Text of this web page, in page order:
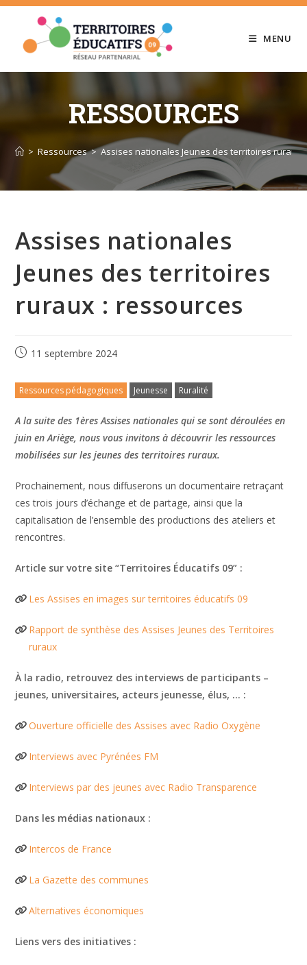
Skip
content
MENU
RESSOURCES
> Ressources > Assises nationales Jeunes des territoires ruraux
Assises nationales
Jeunes des territoires
ruraux : ressources
11 septembre 2024
Ressources pédagogiques Jeunesse Ruralité
A la suite des 1ères Assises nationales qui se sont déroulées en
juin en Ariège, nous vous invitons à découvrir les ressources
mobilisées sur les jeunes des territoires ruraux.
Prochainement, nous diffuserons un documentaire retraçant
ces trois jours d’échange et de partage, ainsi que la
capitalisation de l’ensemble des productions des ateliers et
rencontres.
Article sur votre site “Territoires Éducatifs 09” :
Les Assises en images sur territoires éducatifs 09
Rapport de synthèse des Assises Jeunes des Territoires
ruraux
À la radio, retrouvez des interviews de participants –
jeunes, universitaires, acteurs jeunesse, élus, … :
Ouverture officielle des Assises avec Radio Oxygène
Interviews avec Pyrénées FM
Interviews par des jeunes avec Radio Transparence
Dans les médias nationaux :
Intercos de France
La Gazette des communes
Alternatives économiques
Liens vers des initiatives :